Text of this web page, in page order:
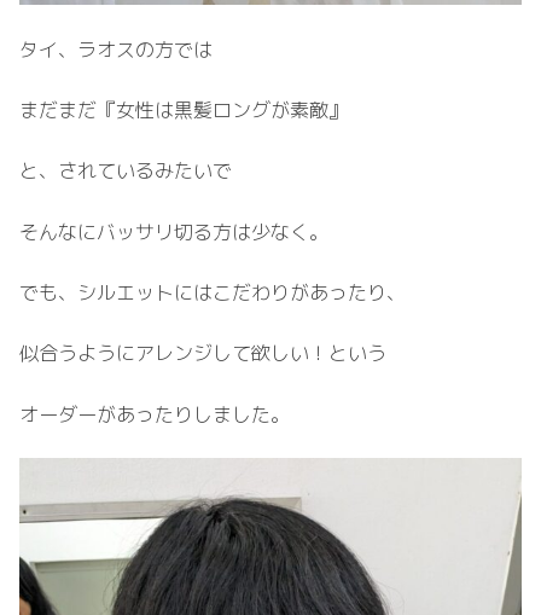
タイ、ラオスの方では
まだまだ『女性は黒髪ロングが素敵』
と、されているみたいで
そんなにバッサリ切る方は少なく。
でも、シルエットにはこだわりがあったり、
似合うようにアレンジして欲しい！という
オーダーがあったりしました。